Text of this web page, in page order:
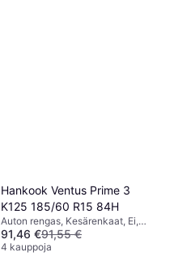
Hankook Ventus Prime 3
K125 185/60 R15 84H
Auton rengas, Kesärenkaat, Ei,
Henkilöauto, Profiili 60 %,
Nopeusindeksi H (210 km/h)
91,46 €91,55 €
4 kauppoja